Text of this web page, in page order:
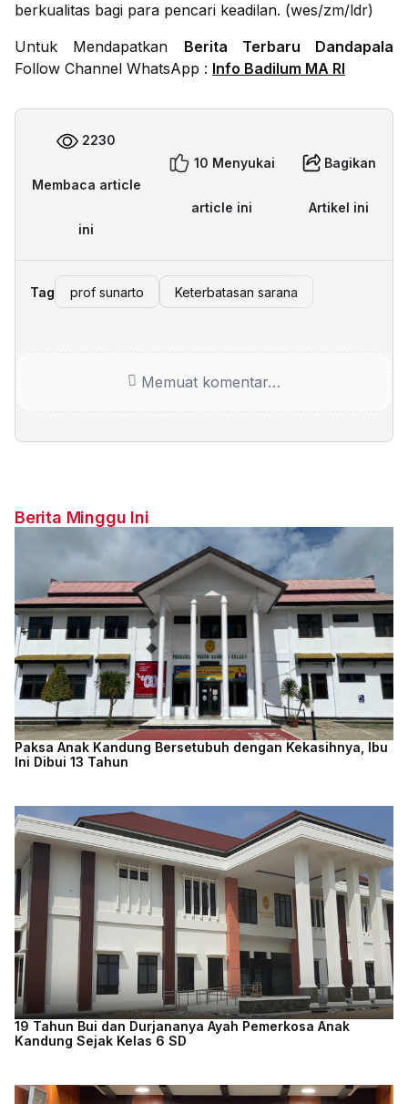
berkualitas bagi para pencari keadilan. (wes/zm/ldr)
Untuk Mendapatkan Berita Terbaru Dandapala
Follow Channel WhatsApp : Info Badilum MA RI
2230
Membaca article
ini
10 Menyukai
article ini
Bagikan
Artikel ini
Tag prof sunarto Keterbatasan sarana
Memuat komentar…
Berita Minggu Ini
Paksa Anak Kandung Bersetubuh dengan Kekasihnya, Ibu
Ini Dibui 13 Tahun
19 Tahun Bui dan Durjananya Ayah Pemerkosa Anak
Kandung Sejak Kelas 6 SD